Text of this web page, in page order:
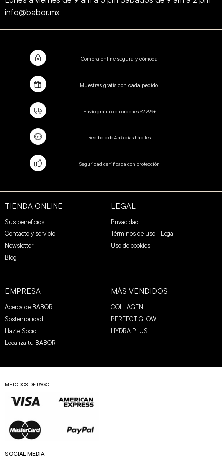
info@babor.mx
Compra online segura y cómoda
Muestras gratis con cada pedido.
Envío gratuito en ordenes $2,299+
Recíbelo de 4 a 5 días hábiles
Seguridad certificada con protección
TIENDA ONLINE
Sus beneficios
Contacto y servicio
Newsletter
Blog
LEGAL
Privacidad
Términos de uso - Legal
Uso de cookies
EMPRESA
Acerca de BABOR
Sostenibilidad
Hazte Socio
Localiza tu BABOR
MÁS VENDIDOS
COLLAGEN
PERFECT GLOW
HYDRA PLUS
MÉTODOS DE PAGO
SOCIAL MEDIA